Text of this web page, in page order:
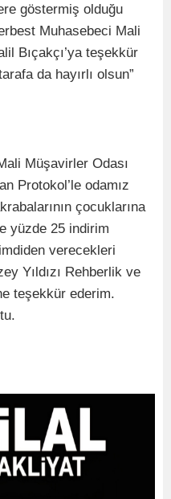
göstermiş olduğu
Muhasebeci Mali
Bıçakçı’ya teşekkür
da hayırlı olsun”
Müşavirler Odası
Protokol’le odamız
çocuklarına
yüzde 25 indirim
verecekleri
Yıldızı Rehberlik ve
teşekkür ederim.